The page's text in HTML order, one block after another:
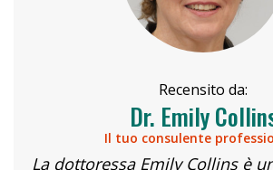
Recensito da:
Dr. Emily
Il tuo consulente
La dottoressa Emily Collins è